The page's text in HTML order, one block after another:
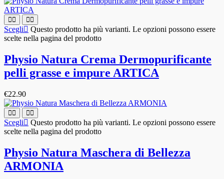
Scegli
Questo prodotto ha più varianti. Le opzioni possono essere
scelte nella pagina del prodotto
Physio Natura Crema Dermopurificante
pelli grasse e impure ARTICA
€22.90
Scegli
Questo prodotto ha più varianti. Le opzioni possono essere
scelte nella pagina del prodotto
Physio Natura Maschera di Bellezza
ARMONIA